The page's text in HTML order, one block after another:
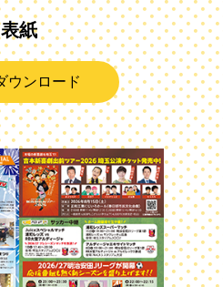
表紙
ウンロード